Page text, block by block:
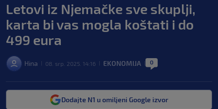
Letovi iz Njemačke sve skuplji,
karta bi vas mogla koštati i do
499 eura
Hina 08. srp. 2025. 14:16 EKONOMIJA 0
Dodajte N1 u omiljeni Google izvor